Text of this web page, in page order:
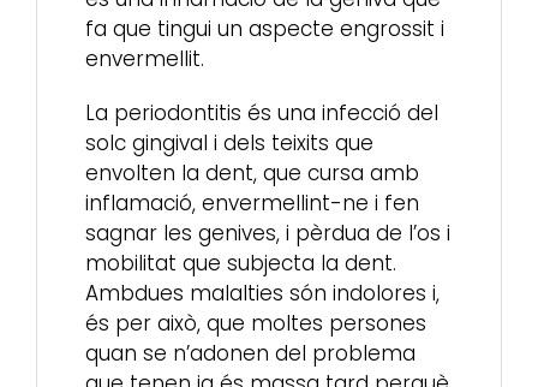
fa que tingui un aspecte engrossit i
envermellit.
La periodontitis és una infecció del
solc gingival i dels teixits que
envolten la dent, que cursa amb
inflamació, envermellint-ne i fen
sagnar les genives, i pèrdua de l’os i
mobilitat que subjecta la dent.
Ambdues malalties són indolores i,
és per això, que moltes persones
quan se n’adonen del problema